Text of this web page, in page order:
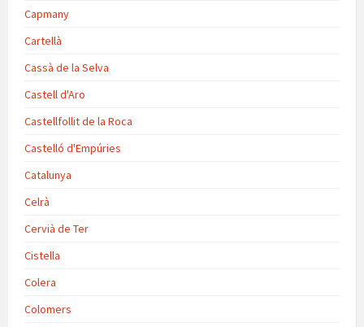
Capmany
Cartellà
Cassà de la Selva
Castell d'Aro
Castellfollit de la Roca
Castelló d'Empúries
Catalunya
Celrà
Cervià de Ter
Cistella
Colera
Colomers